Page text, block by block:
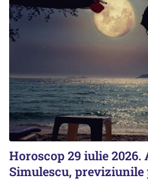
Horoscop 29 iulie 2026.
Simulescu,